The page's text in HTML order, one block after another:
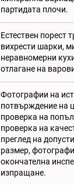
партидата плочи.
Естествен порест
вихрести шарки,
неравномерни
отлагане на
Фотографии на
потвърждение на
проверка на
проверка на
преглед на
размер,
окончателна
изпращане.